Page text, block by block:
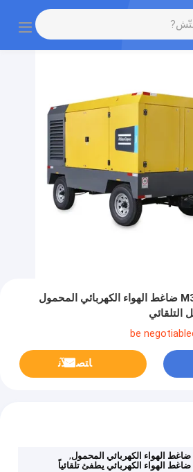
25.4-22.8 M3/min FAD ضاغط الهواء الكهربائي المحمول
ﺎﺘﺼﻟ ﺍﻶﻧ
ضاغط الهواء الكهربائي المحمول,
ضاغط الهواء الكهربائي يطفئ تلقائياً